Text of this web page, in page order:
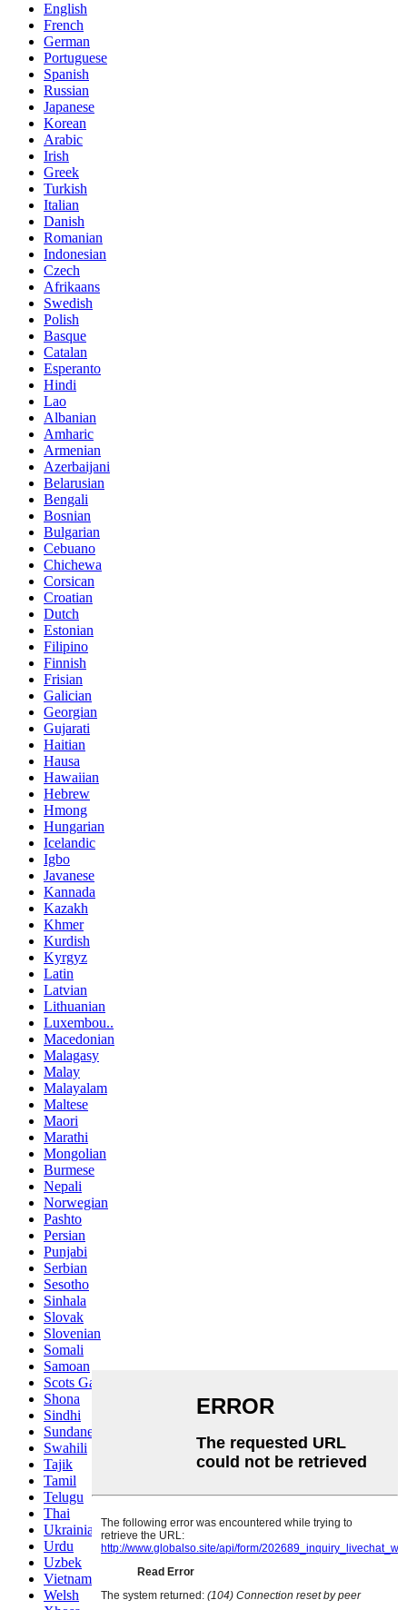
English
French
German
Portuguese
Spanish
Russian
Japanese
Korean
Arabic
Irish
Greek
Turkish
Italian
Danish
Romanian
Indonesian
Czech
Afrikaans
Swedish
Polish
Basque
Catalan
Esperanto
Hindi
Lao
Albanian
Amharic
Armenian
Azerbaijani
Belarusian
Bengali
Bosnian
Bulgarian
Cebuano
Chichewa
Corsican
Croatian
Dutch
Estonian
Filipino
Finnish
Frisian
Galician
Georgian
Gujarati
Haitian
Hausa
Hawaiian
Hebrew
Hmong
Hungarian
Icelandic
Igbo
Javanese
Kannada
Kazakh
Khmer
Kurdish
Kyrgyz
Latin
Latvian
Lithuanian
Luxembou..
Macedonian
Malagasy
Malay
Malayalam
Maltese
Maori
Marathi
Mongolian
Burmese
Nepali
Norwegian
Pashto
Persian
Punjabi
Serbian
Sesotho
Sinhala
Slovak
Slovenian
Somali
Samoan
Scots Gaelic
Shona
Sindhi
Sundanese
Swahili
Tajik
Tamil
Telugu
Thai
Ukrainian
Urdu
Uzbek
Vietnamese
Welsh